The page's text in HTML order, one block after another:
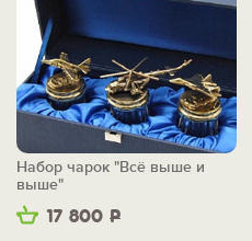
17 800 Р
Набор чарок "Всё выше и
выше"